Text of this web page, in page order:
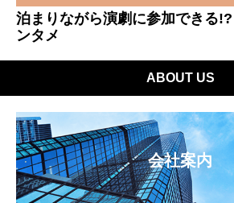
泊まりながら演劇に参加できる
ンタメ
ABOUT US
会社案内